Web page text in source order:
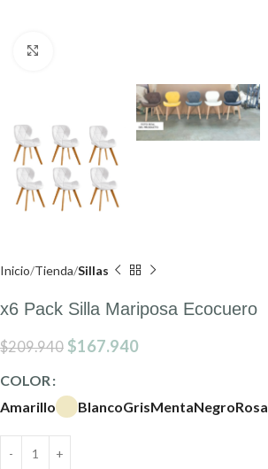
Inicio Tienda Sillas
x6 Pack Silla Mariposa Ecocuero
$209.940 $167.940
COLOR
Amarillo
BlancoGrisMentaNegroRosa